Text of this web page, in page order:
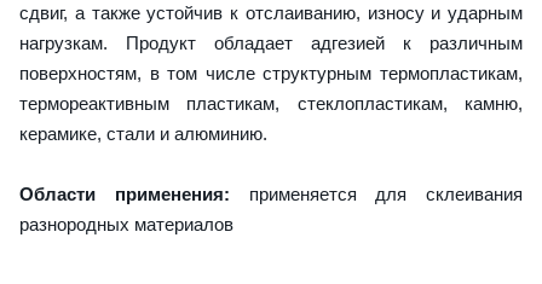
сдвиг, а также устойчив к отслаиванию, износу и ударным
нагрузкам. Продукт обладает адгезией к различным
поверхностям, в том числе структурным термопластикам,
термореактивным пластикам, стеклопластикам, камню,
керамике, стали и алюминию.
Области применения: применяется для склеивания
разнородных материалов